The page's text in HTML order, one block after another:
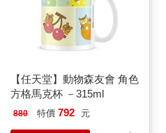
【任天堂】動物森友會 角色
方格馬克杯 －315ml
880 特價 792 元